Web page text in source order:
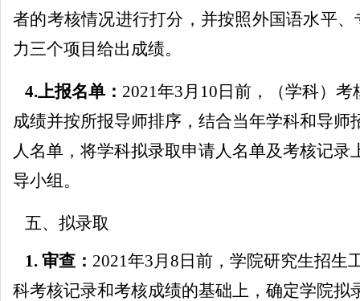
者的考核情况进行打分，并按照外国语水平
力三个项目给出成绩。
4.上报名单： 2021年3 月 10 日 前，（学科）考
成绩并按所报导师排序，结合当年学科和导师
人名单，将学科拟录取申请人名单及考核记录
导小组。
五、拟录取
1. 审查： 2021年3月 8 日 前，学院研究生招生
科考核记录和考核成绩的基础上，确定学院拟